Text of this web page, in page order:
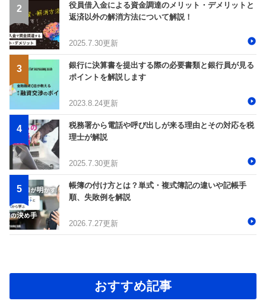
役員借入金による資金調達のメリット・デメリットと
返済以外の解消方法について解説！
2025.7.30更新
銀行に決算書を提出する際の必要書類と銀行員が見る
ポイントを解説します
2023.8.24更新
税務署から電話や呼び出しが来る理由とその対応を税
理士が解説
2025.7.30更新
帳簿の付け方とは？単式・複式簿記の違いや記帳手
順、失敗例を解説
2026.7.27更新
おすすめ記事